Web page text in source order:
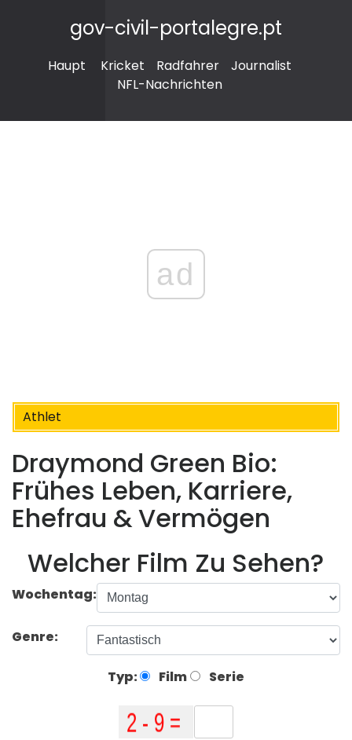
gov-civil-portalegre.pt
Haupt Kricket Radfahrer
Journalist
NFL-Nachrichten
ad
Athlet
Draymond Green Bio:
Frühes Leben, Karriere,
Ehefrau & Vermögen
Welcher Film Zu Sehen?
Wochentag:
Genre:
Typ: Film Serie